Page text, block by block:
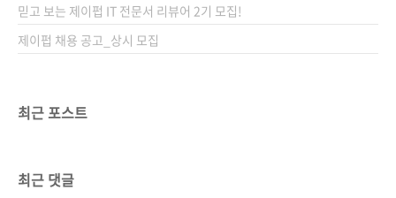
믿고 보는 제이펍 IT 전문서 리뷰어 2기 모집!
제이펍 채용 공고_상시 모집
최근 포스트
최근 댓글